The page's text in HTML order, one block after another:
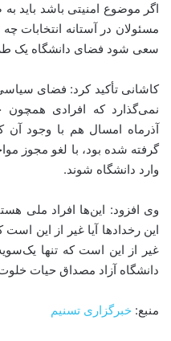
اگر موضوع امنیتی باشد باید
مسئولان در آستانه انتخابات
سعی شود فضای دانشگاه یک
کاشانی تأکید کرد: فضای
آذرماه امسال هم با وجود آن
گرفته شده بود، با لغو مجوز
وارد دانشگاه شوند.
وی افزود: این‌ها افراد ملی
این رخداد‌ها آیا غیر از این
غیر از این است که تنها
دانشگاه آزاد مصداق حیات
منبع: خبرگزاری تسنیم